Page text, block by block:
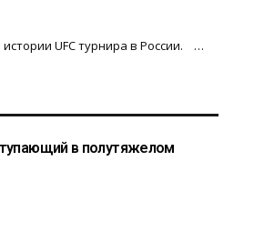
UFC турнира в России. …
в полутяжелом